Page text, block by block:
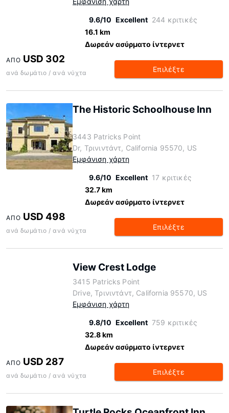
9.6/10 Excellent 244 κριτικές
16.1 km
Δωρεάν ασύρματο ίντερνετ
ΑΠΌ USD 302
ανά δωμάτιο / ανά νύχτα Επιλέξτε
The Historic Schoolhouse Inn
3443 Patricks Point
Dr, Τρινιντάντ, California 95570, US
Εμφάνιση χάρτη
9.6/10 Excellent 17 κριτικές
32.7 km
Δωρεάν ασύρματο ίντερνετ
ΑΠΌ USD 498
ανά δωμάτιο / ανά νύχτα Επιλέξτε
View Crest Lodge
3415 Patricks Point
Drive, Τρινιντάντ, California 95570, US
Εμφάνιση χάρτη
9.8/10 Excellent 759 κριτικές
32.8 km
Δωρεάν ασύρματο ίντερνετ
ΑΠΌ USD 287
ανά δωμάτιο / ανά νύχτα Επιλέξτε